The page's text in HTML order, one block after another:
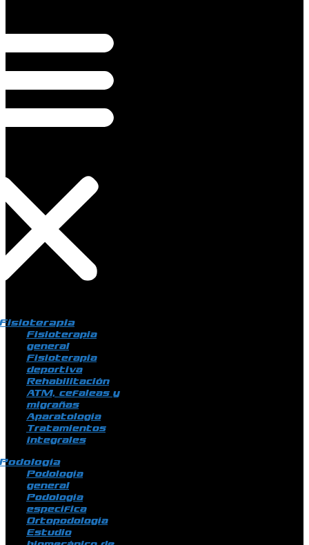
Fisioterapia
general
Fisioterapia
deportiva
Rehabilitación
ATM, cefaleas y
migrañas
Aparatología
Tratamientos
integrales
Podología
general
Podología
específica
Ortopodología
Estudio